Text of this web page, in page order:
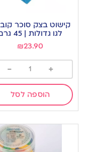
to
wishlist
קישוט בצק סוכר
לגו גדולות | 45 גרם
₪23.90
+
-
הוספה לסל